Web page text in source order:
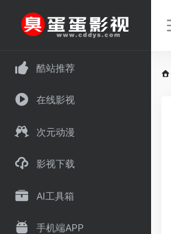
酷站推荐
在线影视
次元动漫
影视下载
AI工具箱
手机端APP